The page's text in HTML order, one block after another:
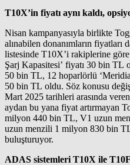
T10X’in fiyatı aynı kaldı,
Nisan kampanyasıyla birlikte
alınabilen donanımların fiyatları
listesinde T10X’i rakiplerine
Şarj Kapasitesi’ fiyatı 30 bin TL
50 bin TL, 12 hoparlörlü
50 bin TL oldu. Söz konusu
Mart 2025 tarihleri arasında
aydan bu yana fiyat artırmayan
milyon 440 bin TL, V1 uzun
uzun menzili 1 milyon 830 bin TL
buluşturuyor.
ADAS sistemleri T10X ile